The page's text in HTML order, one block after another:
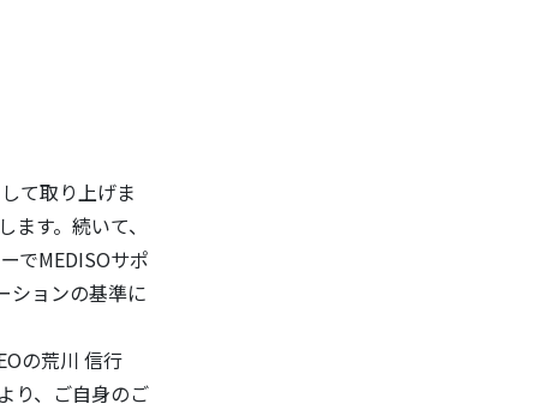
て取り上げま
す。続いて、
でMEDISOサポ
ションの基準に
の荒川 信行
り、ご自身のご